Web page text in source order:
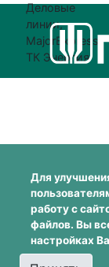
Деловые
линии,
MajorExpress,
ТК Энергия
Для
работу с
файлов. Вы
настройках